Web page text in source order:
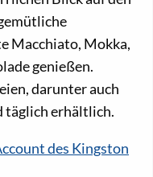
Macchiato, Mokka,
genießen.
darunter auch
täglich erhältlich.
des Kingston